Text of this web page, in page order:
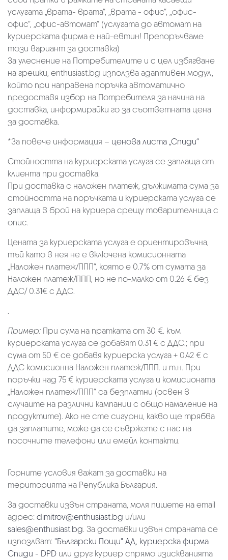
услугата „врата- врата“, „врата - офис“, „oфис-
офис“, „офис-автомат“ (услугата до автомат на
куриерската фирма е най-евтин! Препоръчваме
този вариант за доставка)
За улеснение на Потребителите и с цел избягване
на грешки, enthusiast.bg използва адаптивен модул,
който при направена поръчка автоматично
предоставя избор на Потребителя за начина на
доставка, информирайки го за съответната цена
за доставка.
*За повече информация – ценова листа „Спиди“
Стойността на куриерската услуга се заплаща от
клиента при доставка.
При доставка с наложен платеж, дължимата сума за
стойността на поръчката и куриерската услуга се
заплаща в брой на куриера срещу товарителница с
опис.
Цената за куриерската услуга е ориентировъчна,
тъй като в нея не е включена комисионната
„Наложен платеж/ППП“, която е 0.7% от сумата за
Наложен платеж/ППП, но не по-малко от 0.26 € без
ДДС/ 0.31€ с ДДС.
.
Пример: При сума на пратката от 30 €. към
куриерската услуга се добавят 0.31 € с ДДС.; при
сума от 50 € се добавя куриерска услуга + 0.42 € с
ДДС комисионна Наложен платеж/ППП. и т.н. При
поръчки над 75 € куриерската услуга и комисионата
„Наложен платеж/ППП“ са безплатни (освен в
случаите на различни кампании с общо намаление на
продуктите). Ако не сте сигурни, какво ще трябва
да заплатите, може да се съвржете с нас на
посочните телефони или емейл контакти.
Горните условия важат за доставки на
територията на Република България.
За доставки извън страната, моля пишете на email
адрес: dimitrov@enthusiast.bg и/или
sales@enthusiast.bg. За доставки извън страната се
изпозлват: "Български Пощи" АД, куриерска фирма
Спиди - DPD или друг куриер спрямо изискванията